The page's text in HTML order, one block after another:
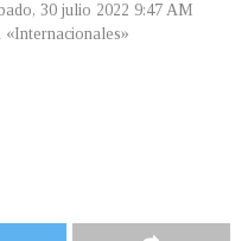
30 julio 2022 9:47 AM
«Internacionales»